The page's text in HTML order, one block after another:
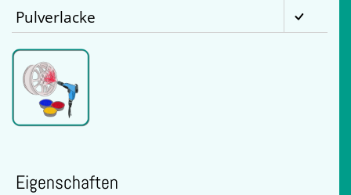
Pulverlacke
Eigenschaften